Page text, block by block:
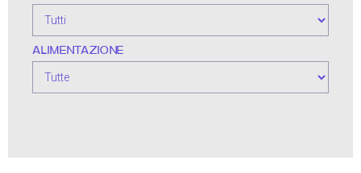
ALIMENTAZIONE